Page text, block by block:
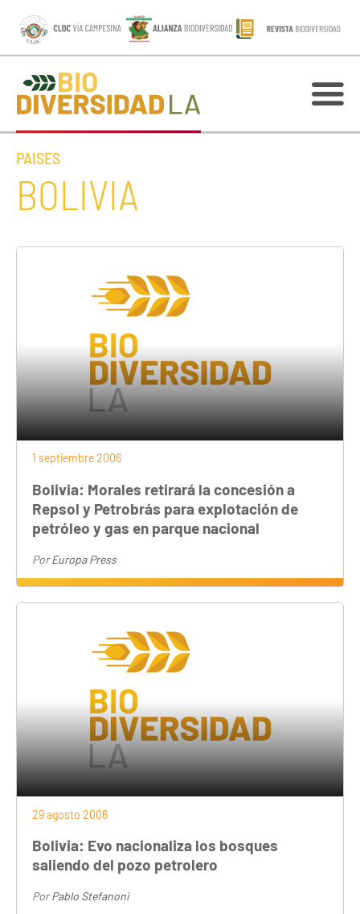
PAISES
BOLIVIA
1 septiembre 2006
Bolivia: Morales retirará la concesión a
Repsol y Petrobrás para explotación de
petróleo y gas en parque nacional
PorEuropa Press
29 agosto 2006
Bolivia: Evo nacionaliza los bosques
saliendo del pozo petrolero
PorPablo Stefanoni